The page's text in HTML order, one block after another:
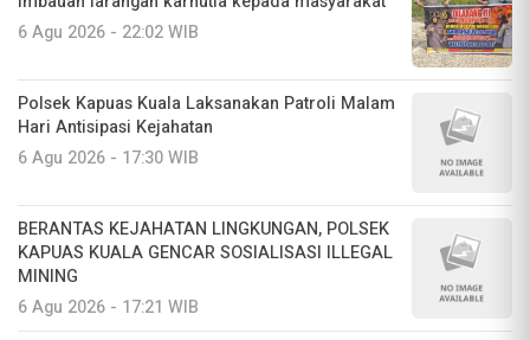
6 Agu 2026 - 22:02 WIB
Polsek Kapuas Kuala Laksanakan Patroli Malam
Hari Antisipasi Kejahatan
6 Agu 2026 - 17:30 WIB
BERANTAS KEJAHATAN LINGKUNGAN, POLSEK
KAPUAS KUALA GENCAR SOSIALISASI ILLEGAL
MINING
6 Agu 2026 - 17:21 WIB